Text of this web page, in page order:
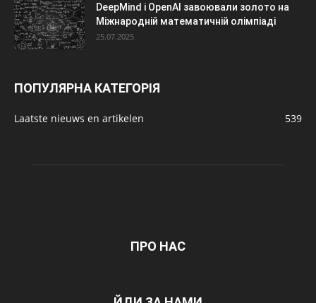
DeepMind і OpenAI завоювали золото на
Міжнародній математичній олімпіаді
25.07.2025
ПОПУЛЯРНА КАТЕГОРІЯ
Laatste nieuws en artikelen 539
ПРО НАС